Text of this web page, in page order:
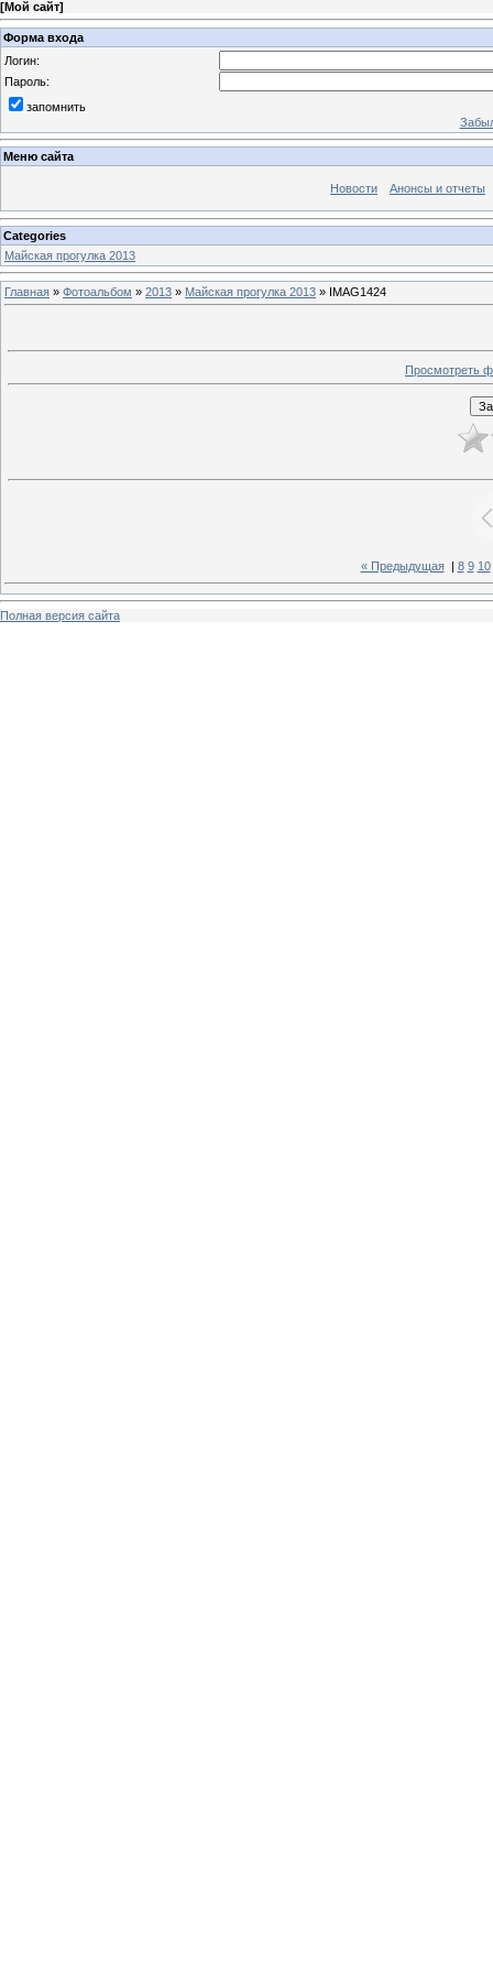
[Мой сайт]
Форма входа
Логин:
Пароль:
запомнить
Меню сайта
Новости Анонсы и отчеты
Categories
Майская прогулка 2013
Главная » Фотоальбом » 2013 » Майская прогулка 2013 » IMAG1424
Просмотреть
« Предыдущая| 8 9 10
Полная версия сайта